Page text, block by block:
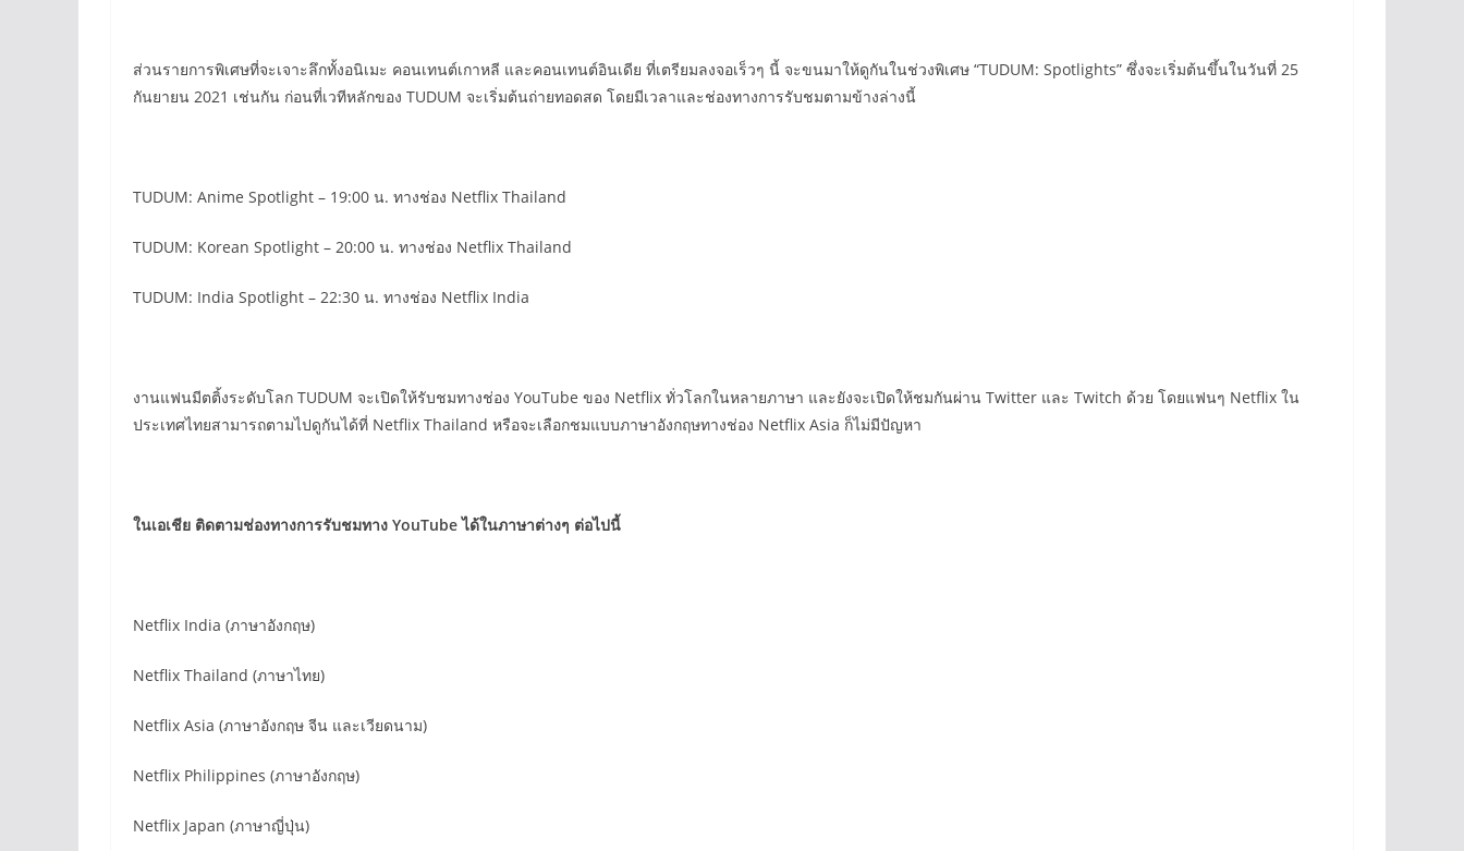
ส่วนรายการพิเศษที่จะเจาะลึกทั้งอนิเมะ คอนเทนต์เกาหลี และคอนเทนต์อินเดีย ที่เตรียมลงจอเร็วๆ นี้ จะขนมาให้ดูกันในช่วงพิเศษ “TUDUM: Spotlights” ซึ่งจะเริ่มต้นขึ้นในวันที่ 25
กันยายน 2021 เช่นกัน ก่อนที่เวทีหลักของ TUDUM จะเริ่มต้นถ่ายทอดสด โดยมีเวลาและช่องทางการรับชมตามข้างล่างนี้
TUDUM: Anime Spotlight – 19:00 น. ทางช่อง Netflix Thailand
TUDUM: Korean Spotlight – 20:00 น. ทางช่อง Netflix Thailand
TUDUM: India Spotlight – 22:30 น. ทางช่อง Netflix India
งานแฟนมีตติ้งระดับโลก TUDUM จะเปิดให้รับชมทางช่อง YouTube ของ Netflix ทั่วโลกในหลายภาษา และยังจะเปิดให้ชมกันผ่าน Twitter และ Twitch ด้วย โดยแฟนๆ Netflix ใน
ประเทศไทยสามารถตามไปดูกันได้ที่ Netflix Thailand หรือจะเลือกชมแบบภาษาอังกฤษทางช่อง Netflix Asia ก็ไม่มีปัญหา
ในเอเชีย ติดตามช่องทางการรับชมทาง YouTubeได้ในภาษาต่างๆ ต่อไปนี้
Netflix India (ภาษาอังกฤษ)
Netflix Thailand (ภาษาไทย)
Netflix Asia (ภาษาอังกฤษ จีน และเวียดนาม)
Netflix Philippines (ภาษาอังกฤษ)
Netflix Japan (ภาษาญี่ปุ่น)